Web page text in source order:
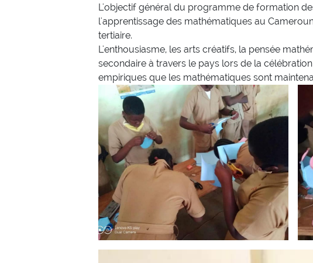
L'objectif général du programme de formation
l'apprentissage des mathématiques au
tertiaire.
L'enthousiasme, les arts créatifs, la pensée
secondaire à travers le pays lors de la
empiriques que les mathématiques sont